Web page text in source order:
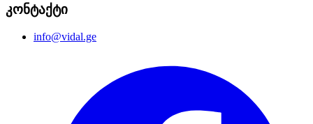
კონტაქტი
info@vidal.ge